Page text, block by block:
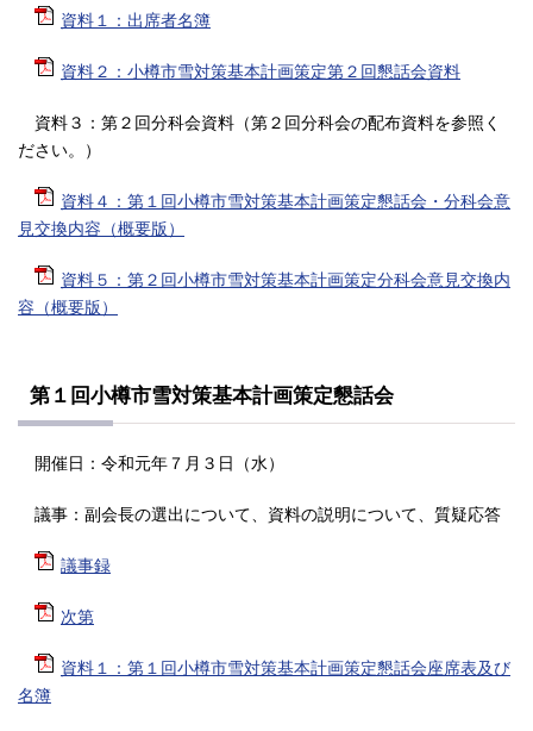
資料１：出席者名簿
資料２：小樽市雪対策基本計画策定第２回懇話会資料
資料３：第２回分科会資料（第２回分科会の配布資料を参照く
ださい。）
資料４：第１回小樽市雪対策基本計画策定懇話会・分科会意
見交換内容（概要版）
資料５：第２回小樽市雪対策基本計画策定分科会意見交換内
容（概要版）
第１回小樽市雪対策基本計画策定懇話会
開催日：令和元年７月３日（水）
議事：副会長の選出について、資料の説明について、質疑応答
議事録
次第
資料１：第１回小樽市雪対策基本計画策定懇話会座席表及び
名簿